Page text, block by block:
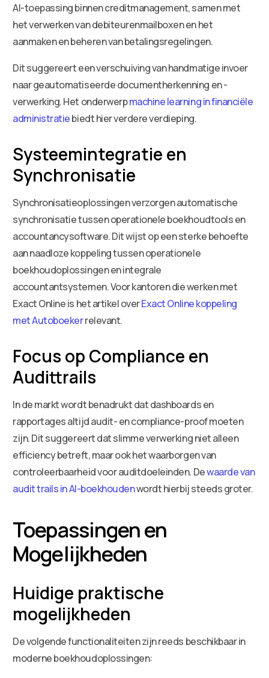
AI-toepassing binnen creditmanagement, samen met
het verwerken van debiteurenmailboxen en het
aanmaken en beheren van betalingsregelingen.
Dit suggereert een verschuiving van handmatige invoer
naar geautomatiseerde documentherkenning en -
verwerking. Het onderwerpmachine learning in financiële
administratiebiedt hier verdere verdieping.
Systeemintegratie en
Synchronisatie
Synchronisatieoplossingen verzorgen automatische
synchronisatie tussen operationele boekhoudtools en
accountancysoftware. Dit wijst op een sterke behoefte
aan naadloze koppeling tussen operationele
boekhoudoplossingen en integrale
accountantsystemen. Voor kantoren die werken met
Exact Online is het artikel overExact Online koppeling
met Autoboekerrelevant.
Focus op Compliance en
Audittrails
In de markt wordt benadrukt dat dashboards en
rapportages altijd audit- en compliance-proof moeten
zijn. Dit suggereert dat slimme verwerking niet alleen
efficiency betreft, maar ook het waarborgen van
controleerbaarheid voor auditdoeleinden. Dewaarde van
audit trails in AI-boekhoudenwordt hierbij steeds groter.
Toepassingen en
Mogelijkheden
Huidige praktische
mogelijkheden
De volgende functionaliteiten zijn reeds beschikbaar in
moderne boekhoudoplossingen: